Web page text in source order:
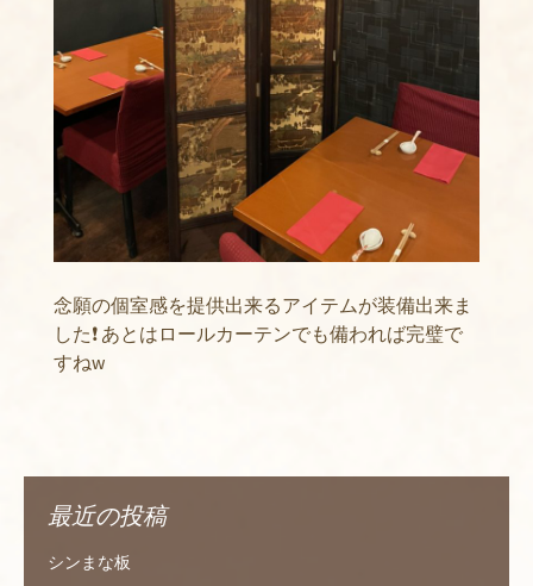
念願の個室感を提供出来るアイテムが装備出来ま
した❗ あとはロールカーテンでも備われば完璧で
すねw
最近の投稿
シンまな板